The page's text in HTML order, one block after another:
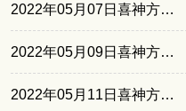
2022年05月07日喜神方位西北
2022年05月09日喜神方位正南
2022年05月11日喜神方位东北